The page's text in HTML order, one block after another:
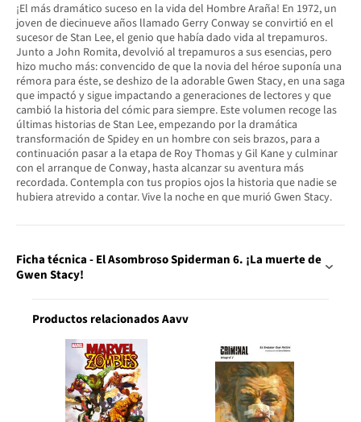
¡El más dramático suceso en la vida del Hombre Araña! En 1972, un
joven de diecinueve años llamado Gerry Conway se convirtió en el
sucesor de Stan Lee, el genio que había dado vida al trepamuros.
Junto a John Romita, devolvió al trepamuros a sus esencias, pero
hizo mucho más: convencido de que la novia del héroe suponía una
rémora para éste, se deshizo de la adorable Gwen Stacy, en una saga
que impactó y sigue impactando a generaciones de lectores y que
cambió la historia del cómic para siempre. Este volumen recoge las
últimas historias de Stan Lee, empezando por la dramática
transformación de Spidey en un hombre con seis brazos, para a
continuación pasar a la etapa de Roy Thomas y Gil Kane y culminar
con el arranque de Conway, hasta alcanzar su aventura más
recordada. Contempla con tus propios ojos la historia que nadie se
hubiera atrevido a contar. Vive la noche en que murió Gwen Stacy.
Ficha técnica - El Asombroso Spiderman 6. ¡La muerte de
Gwen Stacy!
Productos relacionados Aavv